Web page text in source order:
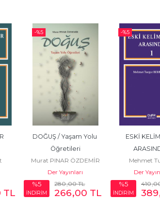
TL
-%5
DOĞUŞ / Yaşam Yolu
Öğretileri
Murat PINAR ÖZDEMİR
Der Yayınları
%5
İNDİRİM
280,00TL
266,00 TL
-%5
ESKİ
Mehmet
Der
%5
İNDİRİM
410
389